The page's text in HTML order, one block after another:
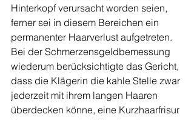
Hinterkopf verursacht worden seien,
ferner sei in diesem Bereichen ein
permanenter Haarverlust aufgetreten.
Bei der Schmerzensgeldbemessung
wiederum berücksichtigte das Gericht,
dass die Klägerin die kahle Stelle zwar
jederzeit mit ihrem langen Haaren
überdecken könne, eine Kurzhaarfrisur